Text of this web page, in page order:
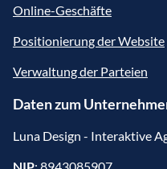
Online-Geschäfte
Positionierung der Website
Verwaltung der Parteien
Daten zum
Luna Design - Interaktive
NIP: 8943085907